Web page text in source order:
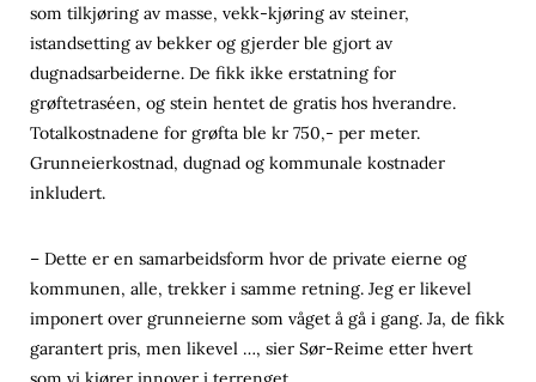
som tilkjøring av masse, vekk-kjøring av steiner,
istandsetting av bekker og gjerder ble gjort av
dugnadsarbeiderne. De fikk ikke erstatning for
grøftetraséen, og stein hentet de gratis hos hverandre.
Totalkostnadene for grøfta ble kr 750,- per meter.
Grunneierkostnad, dugnad og kommunale kostnader
inkludert.
– Dette er en samarbeidsform hvor de private eierne og
kommunen, alle, trekker i samme retning. Jeg er likevel
imponert over grunneierne som våget å gå i gang. Ja, de fikk
garantert pris, men likevel …, sier Sør-Reime etter hvert